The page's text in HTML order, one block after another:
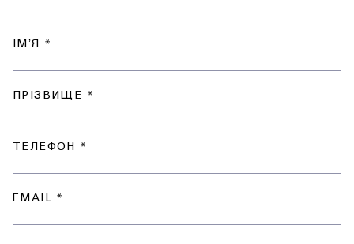
ІМʼЯ *
ПРІЗВИЩЕ *
ТЕЛЕФОН *
EMAIL *